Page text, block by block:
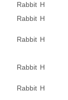
Rabbit H
Rabbit H
Rabbit H
Rabbit H
Rabbit H